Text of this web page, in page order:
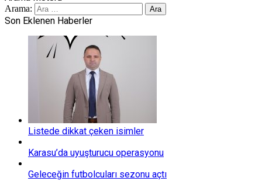
Arama:
Son Eklenen Haberler
Listede dikkat çeken isimler
Karasu’da uyuşturucu operasyonu
Geleceğin futbolcuları sezonu açtı